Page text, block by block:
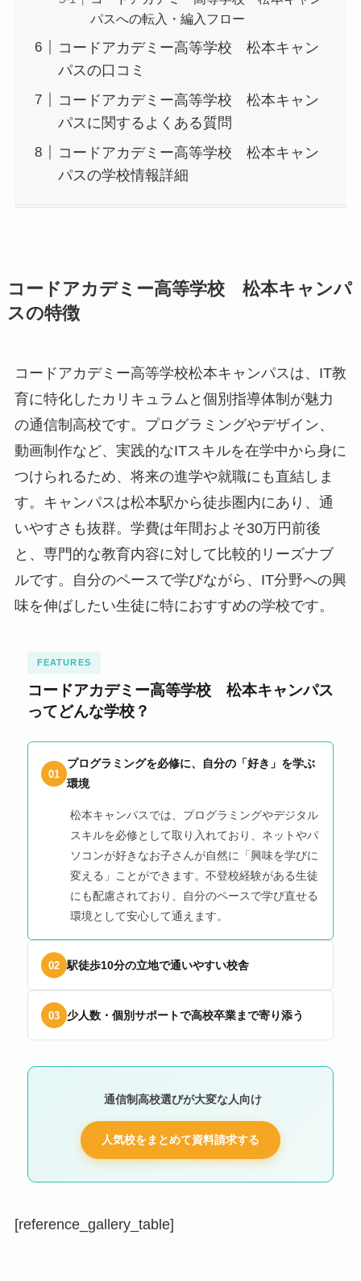
パスへの転入・編入フロー
コードアカデミー高等学校 松本キャン
パスの口コミ
コードアカデミー高等学校 松本キャン
パスに関するよくある質問
コードアカデミー高等学校 松本キャン
パスの学校情報詳細
コードアカデミー高等学校 松本キャンパ
スの特徴
コードアカデミー高等学校松本キャンパスは、IT教
育に特化したカリキュラムと個別指導体制が魅力
の通信制高校です。プログラミングやデザイン、
動画制作など、実践的なITスキルを在学中から身に
つけられるため、将来の進学や就職にも直結しま
す。キャンパスは松本駅から徒歩圏内にあり、通
いやすさも抜群。学費は年間およそ30万円前後
と、専門的な教育内容に対して比較的リーズナブ
ルです。自分のペースで学びながら、IT分野への興
味を伸ばしたい生徒に特におすすめの学校です。
FEATURES
コードアカデミー高等学校 松本キャンパス
ってどんな学校？
01
プログラミングを必修に、自分の「好き」を学ぶ
環境
松本キャンパスでは、プログラミングやデジタル
スキルを必修として取り入れており、ネットやパ
ソコンが好きなお子さんが自然に「興味を学びに
変える」ことができます。不登校経験がある生徒
にも配慮されており、自分のペースで学び直せる
環境として安心して通えます。
02 駅徒歩10分の立地で通いやすい校舎
03 少人数・個別サポートで高校卒業まで寄り添う
通信制高校選びが大変な人向け
人気校をまとめて資料請求する
[reference_gallery_table]